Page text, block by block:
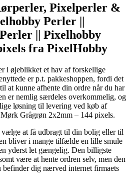
Pixelperler &
Perler ||
|| Pixelhobby
fra PixelHobby
i øjeblikket et hav af forskellige
er p.t. pakkeshoppen, fordi det
at kunne afhente din ordre når du har
er nemlig særdeles overkommelig, og
løsning til levering ved køb af
Grågrøn 2x2mm – 144 pixels.
at få udbragt til din bolig eller til
bliver i mange tilfælde en lille smule
yderst let gængelig. Den billigste
være at hente ordren selv, men den
befinder dig nærved internet firmaets